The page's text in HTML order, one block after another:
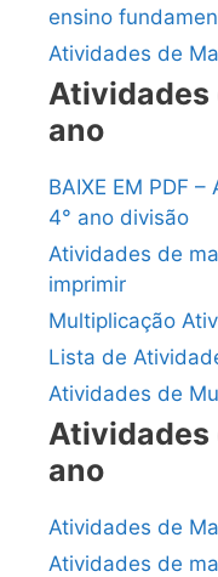
ensino
Atividades de
Atividades
ano
BAIXE EM PDF
4° ano divisão
Atividades de
imprimir
Multiplicação
Lista de
Atividades de
Atividades
ano
Atividades de
Atividades de